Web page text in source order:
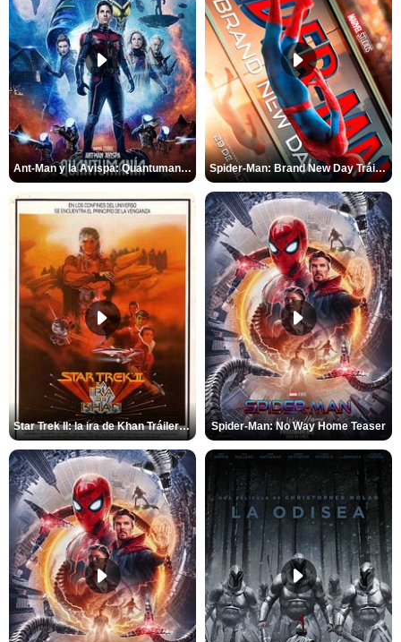
Ant-Man y la Avispa: Quantumanía Tráiler (2) Spider-Man: Brand New Day Tráiler (3)
Star Trek II: la ira de Khan Tráiler VO Spider-Man: No Way Home Teaser